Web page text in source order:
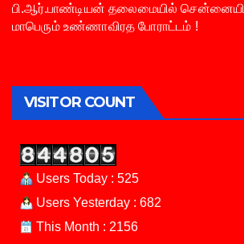
பி.ஆர்.பாண்டியன் தலைமையில்
மாபெரும் உண்ணாவிரத போராட்டம் !
VISITOR COUNT
Users Today : 525
Users Yesterday : 682
This Month : 2156